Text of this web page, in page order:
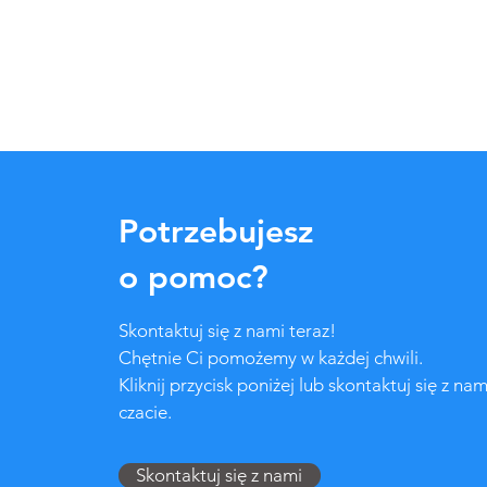
Potrzebujesz
o pomoc?
Skontaktuj się z nami teraz!
Chętnie Ci pomożemy w każdej chwili.
Kliknij przycisk poniżej lub skontaktuj się z
czacie.
Skontaktuj się z nami